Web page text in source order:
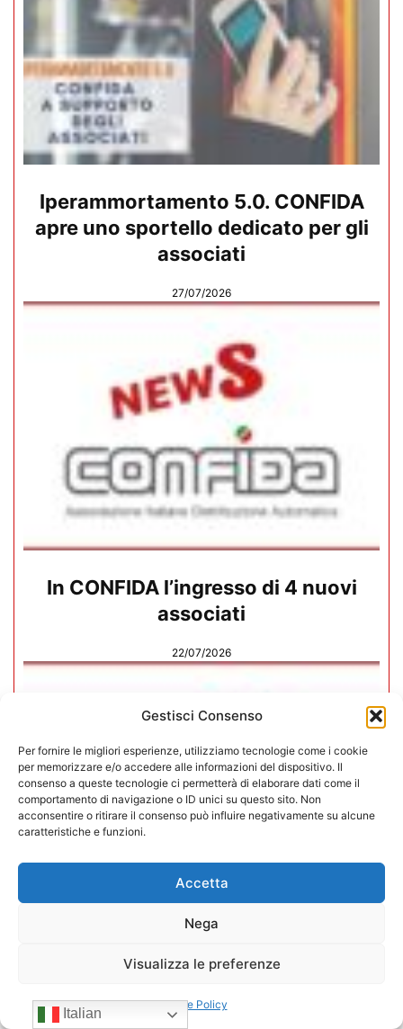
Gestisci Consenso
Per fornire le migliori esperienze, utilizziamo tecnologie come i cookie
per memorizzare e/o accedere alle informazioni del dispositivo. Il
consenso a queste tecnologie ci permetterà di elaborare dati come il
comportamento di navigazione o ID unici su questo sito. Non
acconsentire o ritirare il consenso può influire negativamente su alcune
caratteristiche e funzioni.
Accetta
Nega
Visualizza le preferenze
Cookie Policy
Iperammortamento 5.0. CONFIDA
apre uno sportello dedicato per gli
associati
27/07/2026
In CONFIDA l’ingresso di 4 nuovi
associati
22/07/2026
nuovo Consiglio di Amministrazione
17/07/2026
Italian